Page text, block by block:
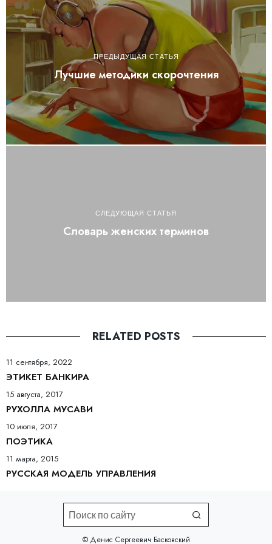
ПРЕДЫДУЩАЯ СТАТЬЯ
Лучшие методики скорочтения
СЛЕДУЮЩАЯ СТАТЬЯ
Словарь женских терминов
RELATED POSTS
11 сентября, 2022
ЭТИКЕТ БАНКИРА
15 августа, 2017
РУХОЛЛА МУСАВИ
10 июля, 2017
ПОЭТИКА
11 марта, 2015
РУССКАЯ МОДЕЛЬ УПРАВЛЕНИЯ
©️ Денис Сергеевич Басковский